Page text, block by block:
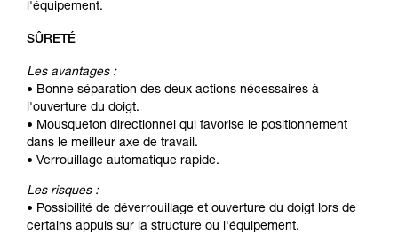
l'équipement.
SÛRETÉ
Les avantages :
• Bonne séparation des deux actions nécessaires à
l'ouverture du doigt.
• Mousqueton directionnel qui favorise le positionnement
dans le meilleur axe de travail.
• Verrouillage automatique rapide.
Les risques :
• Possibilité de déverrouillage et ouverture du doigt lors de
certains appuis sur la structure ou l'équipement.